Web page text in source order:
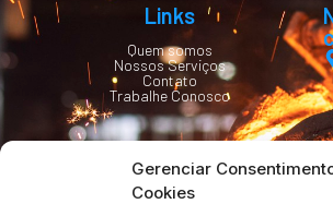
Gerenciar
Cookies
Links
Quem somos
Nossos Serviços
Contato
Trabalhe Conosco